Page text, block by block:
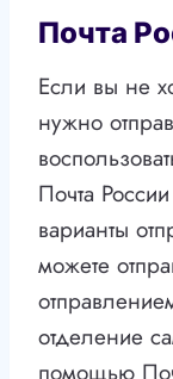
Почта
Если вы не
нужно
Почта
варианты
можете
отделение